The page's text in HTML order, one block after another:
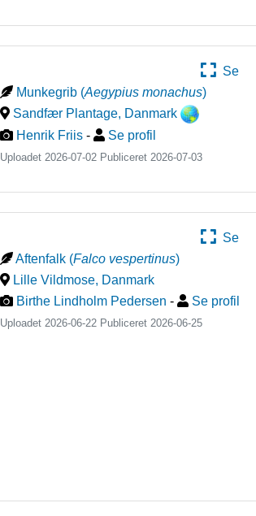
Se
Munkegrib (Aegypius monachus)
Sandfær Plantage, Danmark
Henrik Friis - Se profil
Uploadet 2026-07-02 Publiceret 2026-07-03
Se
Aftenfalk (Falco vespertinus)
Lille Vildmose, Danmark
Birthe Lindholm Pedersen - Se profil
Uploadet 2026-06-22 Publiceret 2026-06-25